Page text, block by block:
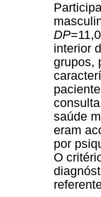
DP
interior
grupos,
saúde
eram
por
O